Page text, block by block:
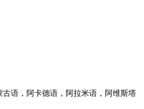
语，阿卡德语，阿拉米语，阿维斯塔